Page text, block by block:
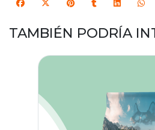
TAMBIÉN PODRÍA